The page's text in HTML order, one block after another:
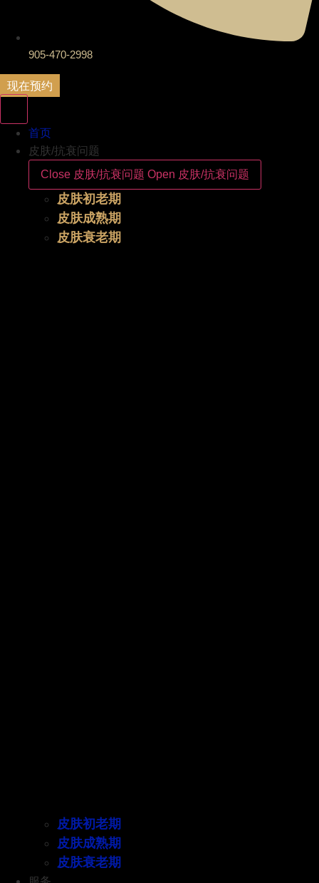
905-470-2998
现在预约
首页
皮肤/抗衰问题
Close 皮肤/抗衰问题 Open 皮肤/抗衰问题
皮肤初老期
皮肤成熟期
皮肤衰老期
皮肤初老期
皮肤成熟期
皮肤衰老期